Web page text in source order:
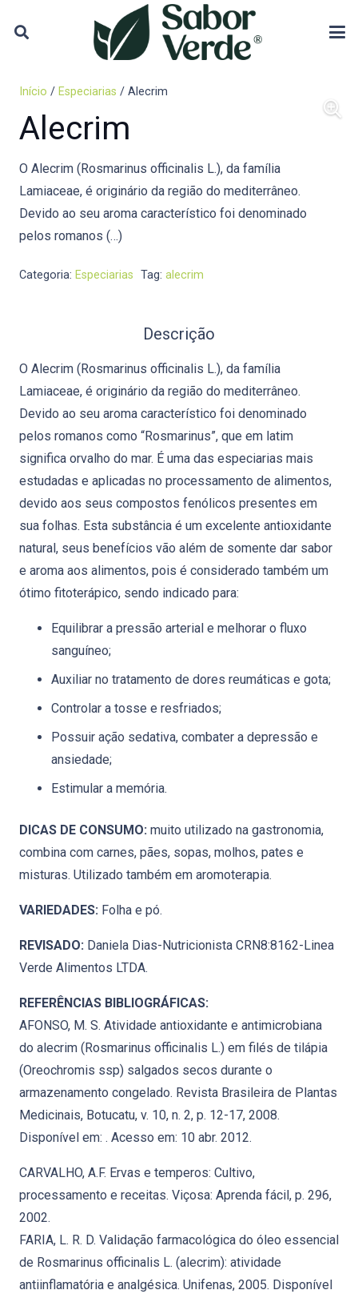
Início / Especiarias / Alecrim
Alecrim
O Alecrim (Rosmarinus officinalis L.), da família
Lamiaceae, é originário da região do mediterrâneo.
Devido ao seu aroma característico foi denominado
pelos romanos (…)
Categoria: Especiarias Tag: alecrim
Descrição
O Alecrim (Rosmarinus officinalis L.), da família
Lamiaceae, é originário da região do mediterrâneo.
Devido ao seu aroma característico foi denominado
pelos romanos como “Rosmarinus”, que em latim
significa orvalho do mar. É uma das especiarias mais
estudadas e aplicadas no processamento de alimentos,
devido aos seus compostos fenólicos presentes em
sua folhas. Esta substância é um excelente antioxidante
natural, seus benefícios vão além de somente dar sabor
e aroma aos alimentos, pois é considerado também um
ótimo fitoterápico, sendo indicado para:
Equilibrar a pressão arterial e melhorar o fluxo
sanguíneo;
Auxiliar no tratamento de dores reumáticas e gota;
Controlar a tosse e resfriados;
Possuir ação sedativa, combater a depressão e
ansiedade;
Estimular a memória.
DICAS DE CONSUMO: muito utilizado na gastronomia,
combina com carnes, pães, sopas, molhos, pates e
misturas. Utilizado também em aromoterapia.
VARIEDADES: Folha e pó.
REVISADO: Daniela Dias-Nutricionista CRN8:8162-Linea
Verde Alimentos LTDA.
REFERÊNCIAS BIBLIOGRÁFICAS:
AFONSO, M. S. Atividade antioxidante e antimicrobiana
do alecrim (Rosmarinus officinalis L.) em filés de tilápia
(Oreochromis ssp) salgados secos durante o
armazenamento congelado. Revista Brasileira de Plantas
Medicinais, Botucatu, v. 10, n. 2, p. 12-17, 2008.
Disponível em: . Acesso em: 10 abr. 2012.
CARVALHO, A.F. Ervas e temperos: Cultivo,
processamento e receitas. Viçosa: Aprenda fácil, p. 296,
2002.
FARIA, L. R. D. Validação farmacológica do óleo essencial
de Rosmarinus officinalis L. (alecrim): atividade
antiinflamatória e analgésica. Unifenas, 2005. Disponível